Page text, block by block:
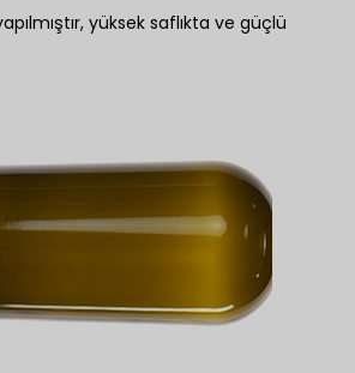
yüksek saflıkta ve güçlü